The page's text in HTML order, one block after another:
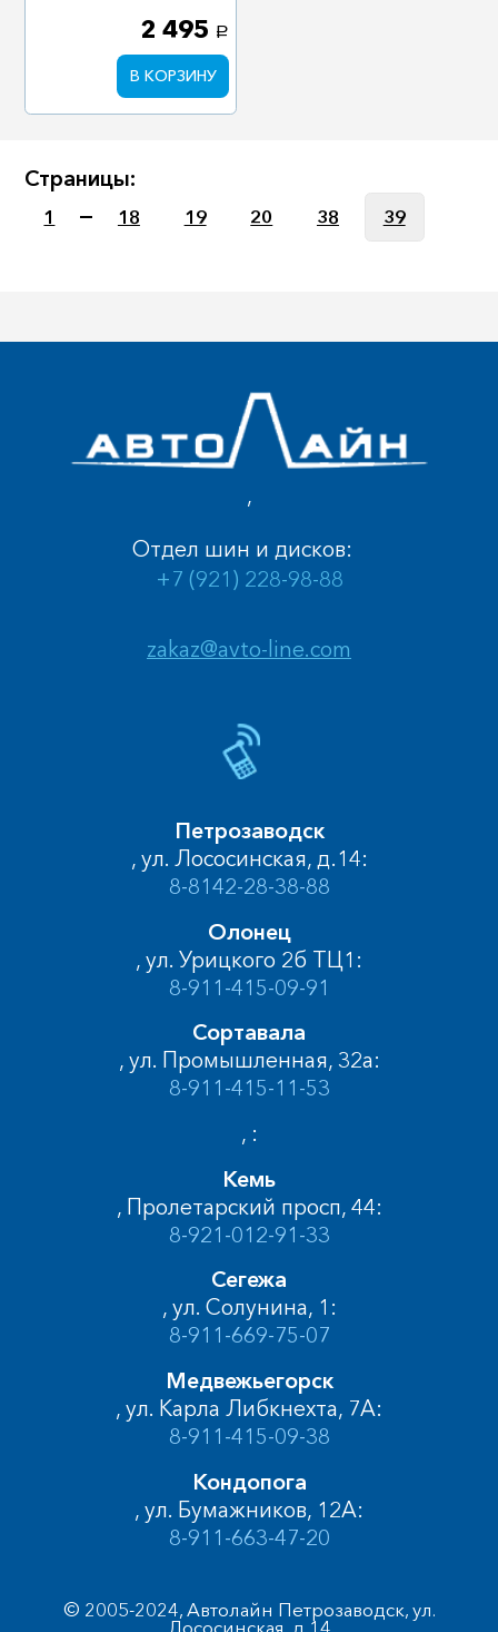
2 495 a
В КОРЗИНУ
Страницы:
1 18 19 20 38 39
,
zakaz@avto-line.com
Отдел шин и дисков:
+7 (921) 228-98-88
Петрозаводск
, ул. Лососинская, д.14:
8-8142-28-38-88
Олонец
, ул. Урицкого 2б ТЦ1:
8-911-415-09-91
Сортавала
, ул. Промышленная, 32а:
8-911-415-11-53
, :
Кемь
, Пролетарский просп, 44:
8-921-012-91-33
Сегежа
, ул. Солунина, 1:
8-911-669-75-07
Медвежьегорск
, ул. Карла Либкнехта, 7А:
8-911-415-09-38
Кондопога
, ул. Бумажников, 12А:
8-911-663-47-20
© 2005-2024, Автолайн Петрозаводск, ул.